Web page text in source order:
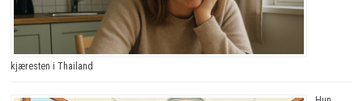
kjæresten i Thailand